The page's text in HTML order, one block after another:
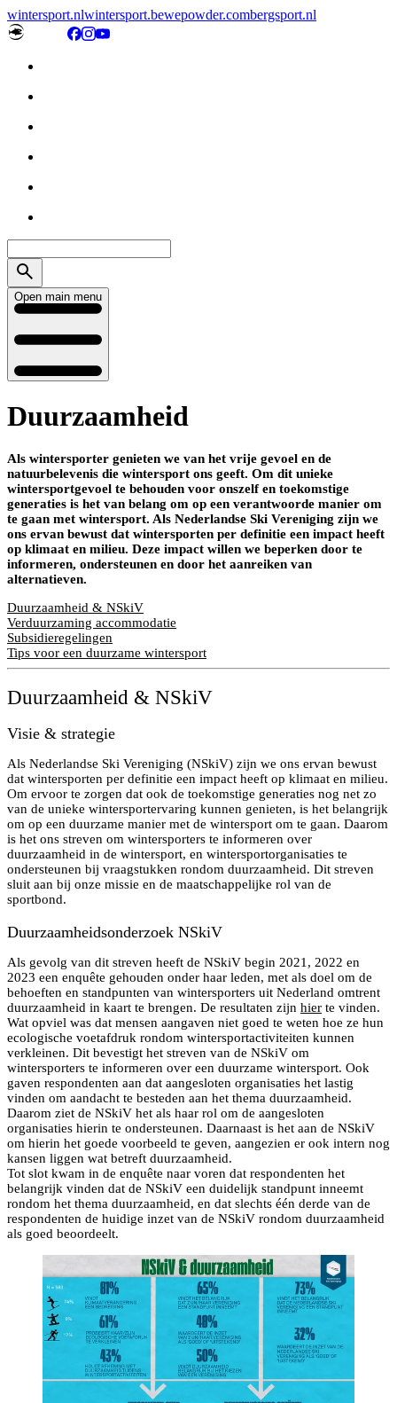
wintersport.nlwintersport.bewepowder.combergsport.nl
Open main menu
Duurzaamheid
Als wintersporter genieten we van het vrije gevoel en de
natuurbelevenis die wintersport ons geeft. Om dit unieke
wintersportgevoel te behouden voor onszelf en toekomstige
generaties is het van belang om op een verantwoorde manier om
te gaan met wintersport. Als Nederlandse Ski Vereniging zijn we
ons ervan bewust dat wintersporten per definitie een impact heeft
op klimaat en milieu. Deze impact willen we beperken door te
informeren, ondersteunen en door het aanreiken van
alternatieven.
Duurzaamheid & NSkiV
Verduurzaming accommodatie
Subsidieregelingen
Tips voor een duurzame wintersport
Duurzaamheid & NSkiV
Visie & strategie
Als Nederlandse Ski Vereniging (NSkiV) zijn we ons ervan bewust
dat wintersporten per definitie een impact heeft op klimaat en milieu.
Om ervoor te zorgen dat ook de toekomstige generaties nog net zo
van de unieke wintersportervaring kunnen genieten, is het belangrijk
om op een duurzame manier met de wintersport om te gaan. Daarom
is het ons streven om wintersporters te informeren over
duurzaamheid in de wintersport, en wintersportorganisaties te
ondersteunen bij vraagstukken rondom duurzaamheid. Dit streven
sluit aan bij onze missie en de maatschappelijke rol van de
sportbond.
Duurzaamheidsonderzoek NSkiV
Als gevolg van dit streven heeft de NSkiV begin 2021, 2022 en
2023 een enquête gehouden onder haar leden, met als doel om de
behoeften en standpunten van wintersporters uit Nederland omtrent
duurzaamheid in kaart te brengen. De resultaten zijn hier te vinden.
Wat opviel was dat mensen aangaven niet goed te weten hoe ze hun
ecologische voetafdruk rondom wintersportactiviteiten kunnen
verkleinen. Dit bevestigt het streven van de NSkiV om
wintersporters te informeren over een duurzame wintersport. Ook
gaven respondenten aan dat aangesloten organisaties het lastig
vinden om aandacht te besteden aan het thema duurzaamheid.
Daarom ziet de NSkiV het als haar rol om de aangesloten
organisaties hierin te ondersteunen. Daarnaast is het aan de NSkiV
om hierin het goede voorbeeld te geven, aangezien er ook intern nog
kansen liggen wat betreft duurzaamheid.
Tot slot kwam in de enquête naar voren dat respondenten het
belangrijk vinden dat de NSkiV een duidelijk standpunt inneemt
rondom het thema duurzaamheid, en dat slechts één derde van de
respondenten de huidige inzet van de NSkiV rondom duurzaamheid
als goed beoordeelt.